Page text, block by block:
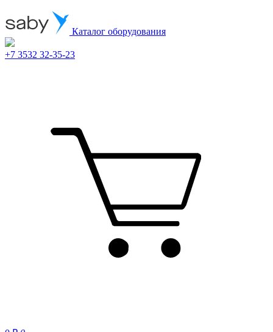
Каталог оборудования
+7 3532 32-35-23